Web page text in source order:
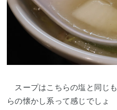
スープはこちらの塩と同じ
らの懐かし系って感じでしょ